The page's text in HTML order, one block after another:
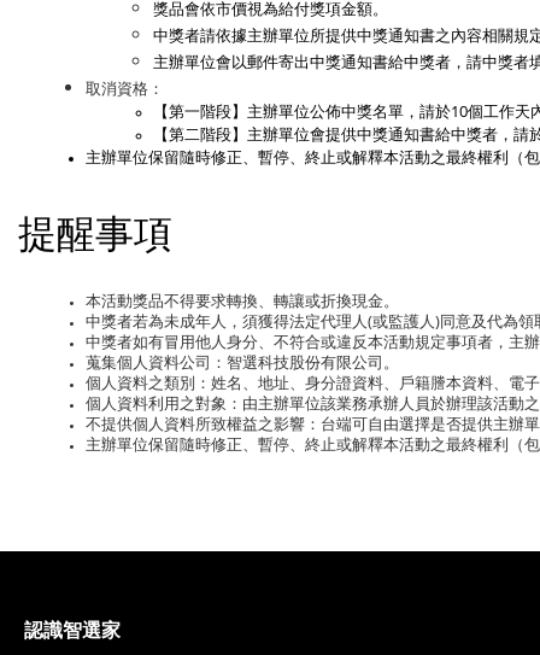
獎品會依市價視為給付獎項金額。
中獎者請依據主辦單位所提供中獎通知書之內容相關規
主辦單位會以郵件寄出中獎通知書給中獎者，請中獎
取消資格：
【第一階段】主辦單位公佈中獎名單，請於10個工作
【第二階段】主辦單位會提供中獎通知書給中獎者，
主辦單位保留隨時修正、暫停、終止或解釋本活動之最終權利（
提醒事項
本活動獎品不得要求轉換、轉讓或折換現金。
中獎者若為未成年人，須獲得法定代理人(或監護人)同意及代為
中獎者如有冒用他人身分、不符合或違反本活動規定事項者，主
蒐集個人資料公司：智選科技股份有限公司。
個人資料之類別：姓名、地址、身分證資料、戶籍謄本資料、電
個人資料利用之對象：由主辦單位該業務承辦人員於辦理該活動
不提供個人資料所致權益之影響：台端可自由選擇是否提供主辦
主辦單位保留隨時修正、暫停、終止或解釋本活動之最終權利（
認識智選家